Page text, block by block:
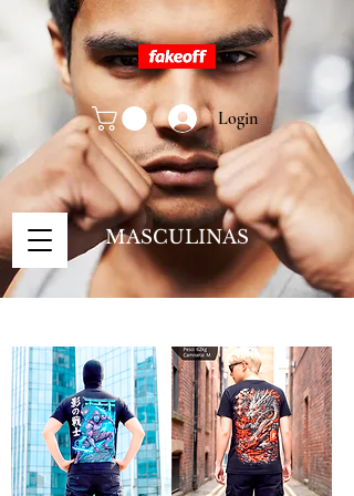
Login
MASCULINAS